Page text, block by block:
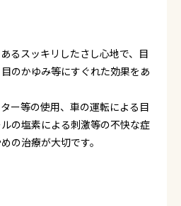
るスッキリしたさし心地で、目
のかゆみ等にすぐれた効果をあ
ー等の使用、車の運転による目
の塩素による刺激等の不快な症
の治療が大切です。